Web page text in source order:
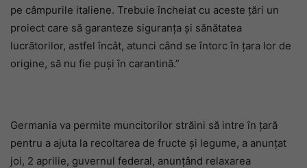
pe câmpurile italiene. Trebuie încheiat cu aceste țări un
proiect care să garanteze siguranța și sănătatea
lucrătorilor, astfel încât, atunci când se întorc în țara lor de
origine, să nu fie puși în carantină.”
Germania va permite muncitorilor străini să intre în țară
pentru a ajuta la recoltarea de fructe și legume, a anunțat
joi, 2 aprilie, guvernul federal, anunțând relaxarea